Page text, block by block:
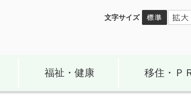
文字サイズ
福祉・健康 移住・Ｐ